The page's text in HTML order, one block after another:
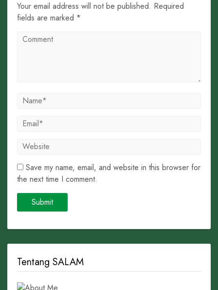
Your email address will not be published. Required
fields are marked *
Save my name, email, and website in this browser for
the next time I comment.
Tentang SALAM